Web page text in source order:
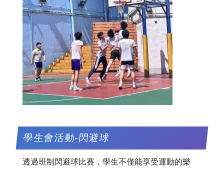
學生會活動-閃避球
透過班制閃避球比賽，學生不僅能享受運動的樂